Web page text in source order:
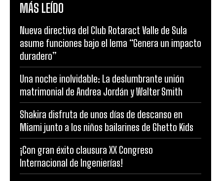
MÁS LEÍDO
Nueva directiva del Club Rotaract Valle de Sula
asume funciones bajo el lema “Genera un impacto
duradero”
Una noche inolvidable: La deslumbrante unión
matrimonial de Andrea Jordán y Walter Smith
Shakira disfruta de unos días de descanso en
Miami junto a los niños bailarines de Ghetto Kids
¡Con gran éxito clausura XX Congreso
Internacional de Ingenierías!